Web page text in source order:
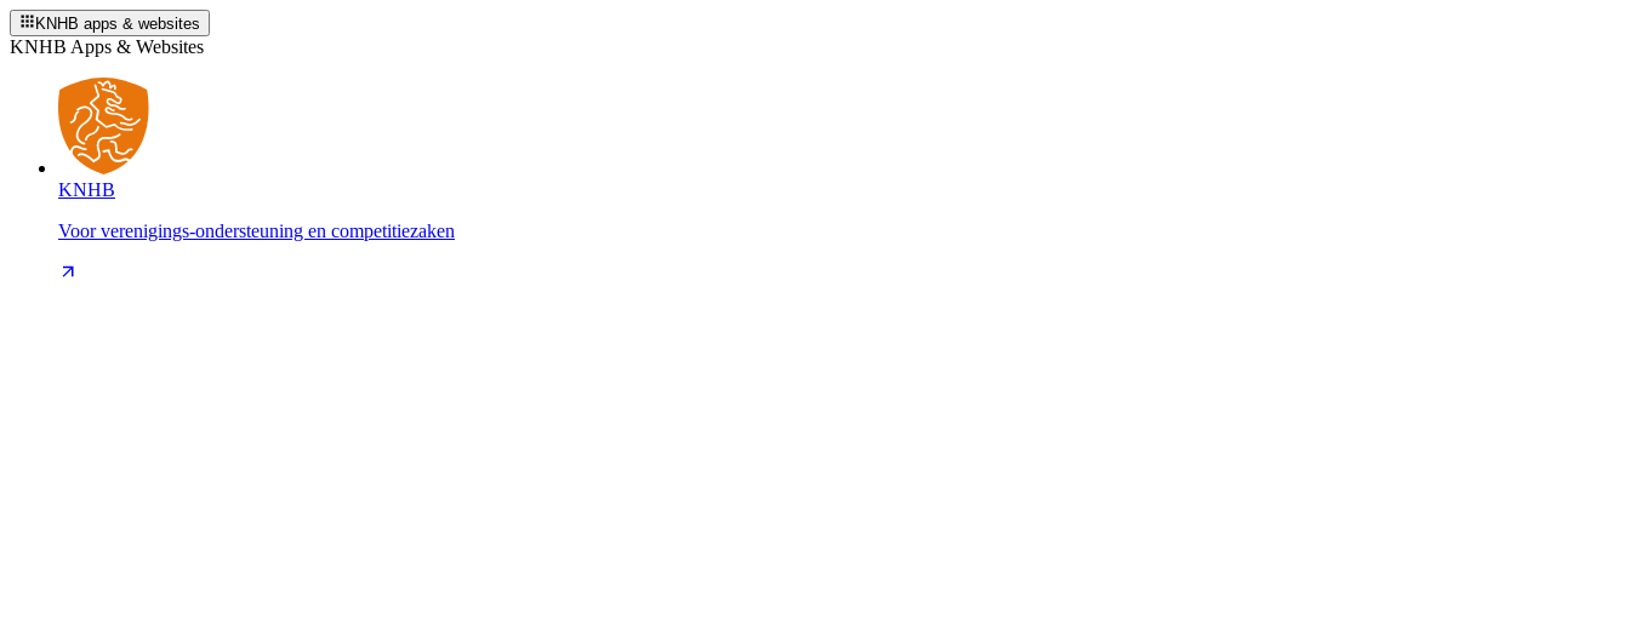
KNHB apps & websites
KNHB Apps & Websites
KNHB
Voor verenigings-ondersteuning en competitiezaken